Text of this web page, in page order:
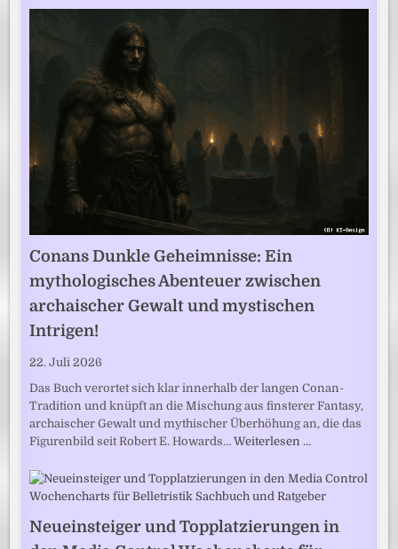
Conans Dunkle Geheimnisse: Ein
mythologisches Abenteuer zwischen
archaischer Gewalt und mystischen
Intrigen!
22. Juli 2026
Das Buch verortet sich klar innerhalb der langen Conan-
Tradition und knüpft an die Mischung aus finsterer Fantasy,
archaischer Gewalt und mythischer Überhöhung an, die das
Figurenbild seit Robert E. Howards…Weiterlesen …
Neueinsteiger und Topplatzierungen in